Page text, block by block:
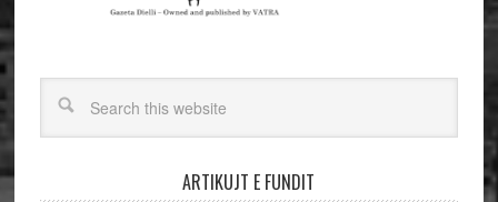
ARTIKUJT E FUNDIT